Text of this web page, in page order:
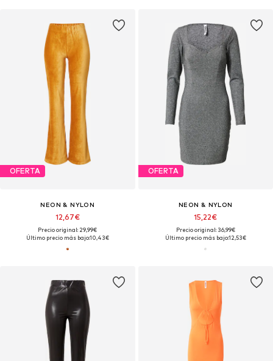
OFERTA
NEON & NYLON
12,67€
Precio original: 29,99€
Último precio más bajo:10,43€
OFERTA
NEON & NYLON
15,22€
Precio original: 36,99€
Último precio más bajo:12,53€